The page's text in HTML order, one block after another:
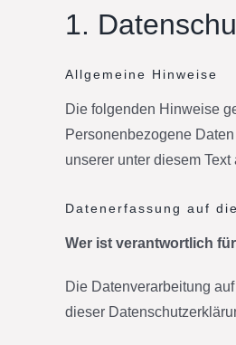
1.
Allgemeine Hinweise
Die folgenden Hinweise
Personenbezogene
unserer unter diesem
Datenerfassung auf
Wer ist verantwortlich
Die Datenverarbeitung
dieser